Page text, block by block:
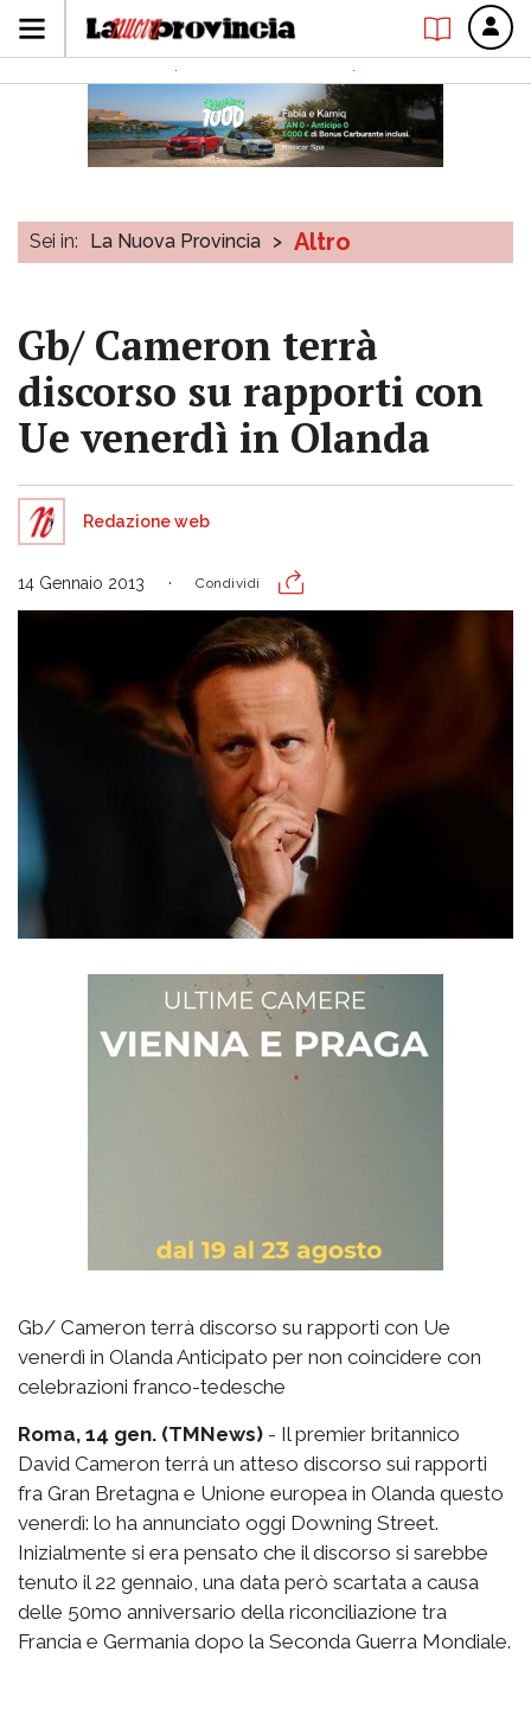
Sei in: La Nuova Provincia > Altro
Gb/ Cameron terrà
discorso su rapporti con
Ue venerdì in Olanda
Redazione web
14 Gennaio 2013 Condividi
Gb/ Cameron terrà discorso su rapporti con Ue
venerdì in Olanda Anticipato per non coincidere con
celebrazioni franco-tedesche
Roma, 14 gen. (TMNews) - Il premier britannico
David Cameron terrà un atteso discorso sui rapporti
fra Gran Bretagna e Unione europea in Olanda questo
venerdì: lo ha annunciato oggi Downing Street.
Inizialmente si era pensato che il discorso si sarebbe
tenuto il 22 gennaio, una data però scartata a causa
delle 50mo anniversario della riconciliazione tra
Francia e Germania dopo la Seconda Guerra Mondiale.